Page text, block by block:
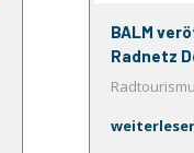
BALM
Radnetz